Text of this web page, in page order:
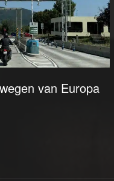
van Europa